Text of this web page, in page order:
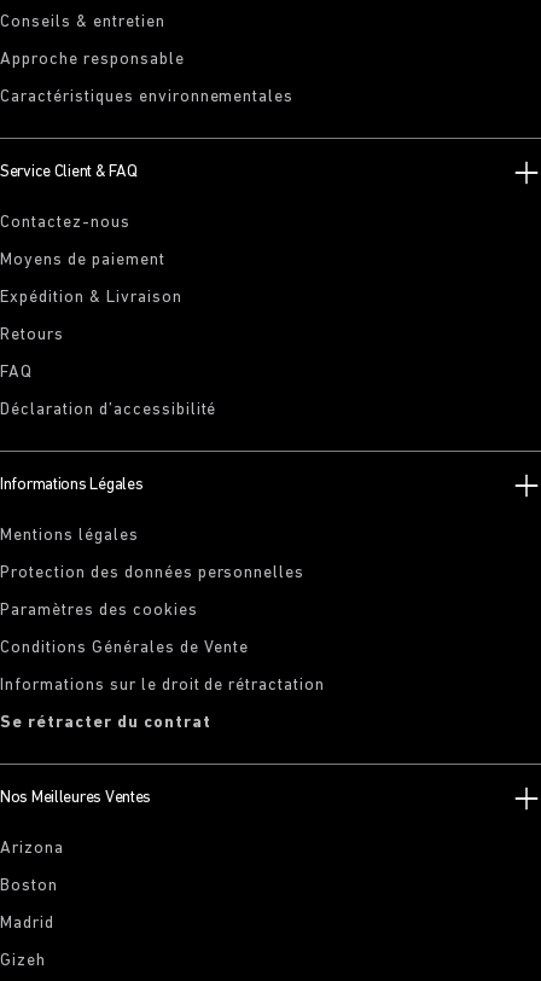
Conseils & entretien
Approche responsable
Caractéristiques environnementales
Service Client & FAQ
Contactez-nous
Moyens de paiement
Expédition & Livraison
Retours
FAQ
Déclaration d’accessibilité
Informations Légales
Mentions légales
Protection des données personnelles
Paramètres des cookies
Conditions Générales de Vente
Informations sur le droit de rétractation
Se rétracter du contrat
Nos Meilleures Ventes
Arizona
Boston
Madrid
Gizeh